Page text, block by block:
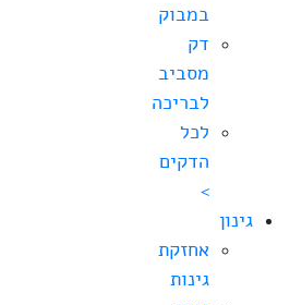
במבוק
דק
מסביב
לבריכה
לכל
הדקים
>
גינון
אחזקת
גינות